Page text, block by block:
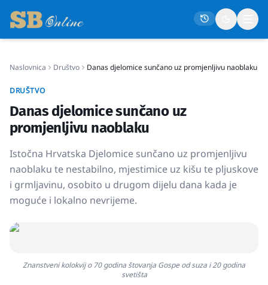
Crna kronika
Sport
Kultura
Naslovnica Društvo Danas djelomice sunčano uz promjenljivu naoblaku
DRUŠTVO
Danas djelomice sunčano uz
promjenljivu naoblaku
Istočna Hrvatska Djelomice sunčano uz promjenljivu
naoblaku te nestabilno, mjestimice uz kišu te pljuskove
i grmljavinu, osobito u drugom dijelu dana kada je
moguće i lokalno nevrijeme.
Znanstveni kolokvij o 70 godina štovanja Gospe od suza i 20 godina
svetišta